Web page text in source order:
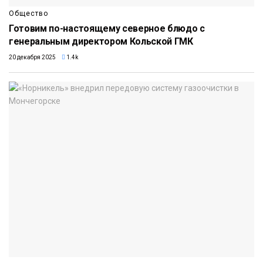
Общество
Готовим по-настоящему северное блюдо с
генеральным директором Кольской ГМК
20 декабря 2025 1.4k